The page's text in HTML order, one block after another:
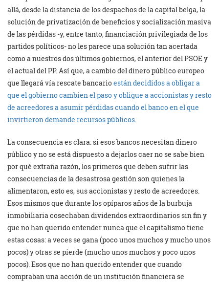
allá, desde la distancia de los despachos de la capital belga, la
solución de privatización de beneficios y socialización masiva
de las pérdidas -y, entre tanto, financiación privilegiada de los
partidos políticos- no les parece una solución tan acertada
como a nuestros dos últimos gobiernos, el anterior del PSOE y
el actual del PP. Así que, a cambio del dinero público europeo
que llegará vía rescate bancarioestán decididos a obligar a
que el gobierno cambien el paso y obligue a accionistas y resto
de acreedores a asumir pérdidas cuando el banco en el que
invirtieron demande recursos públicos
La consecuencia es clara: si esos bancos necesitan dinero
público y no se está dispuesto a dejarlos caer no se sabe bien
por qué extraña razón, los primeros que deben sufrir las
consecuencias de la desastrosa gestión son quienes la
alimentaron, esto es, sus accionistas y resto de acreedores.
Esos mismos que durante los opíparos años de la burbuja
inmobiliaria cosechaban dividendos extraordinarios sin fin y
que no han querido entender nunca que el capitalismo tiene
estas cosas: a veces se gana (poco unos muchos y mucho unos
pocos) y otras se pierde (mucho unos muchos y poco unos
pocos). Esos que no han querido entender que cuando
compraban una acción de un institución financiera se